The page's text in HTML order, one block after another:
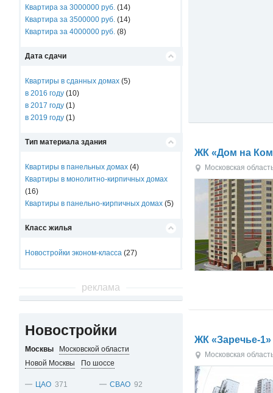
Квартира за 3000000 руб. (14)
Квартира за 3500000 руб. (14)
Квартира за 4000000 руб. (8)
Дата сдачи
Квартиры в сданных домах (5)
в 2016 году (10)
в 2017 году (1)
в 2019 году (1)
Тип материала здания
Квартиры в панельных домах (4)
Квартиры в монолитно-кирпичных домах
(16)
Квартиры в панельно-кирпичных домах (5)
Класс жилья
Новостройки эконом-класса (27)
реклама
Новостройки
Москвы
Московской области
Новой Москвы
По шоссе
ЦАО 371
СВАО 92
ЖК «Дом на
Московская
ЖК «Заречье-1»
Московская